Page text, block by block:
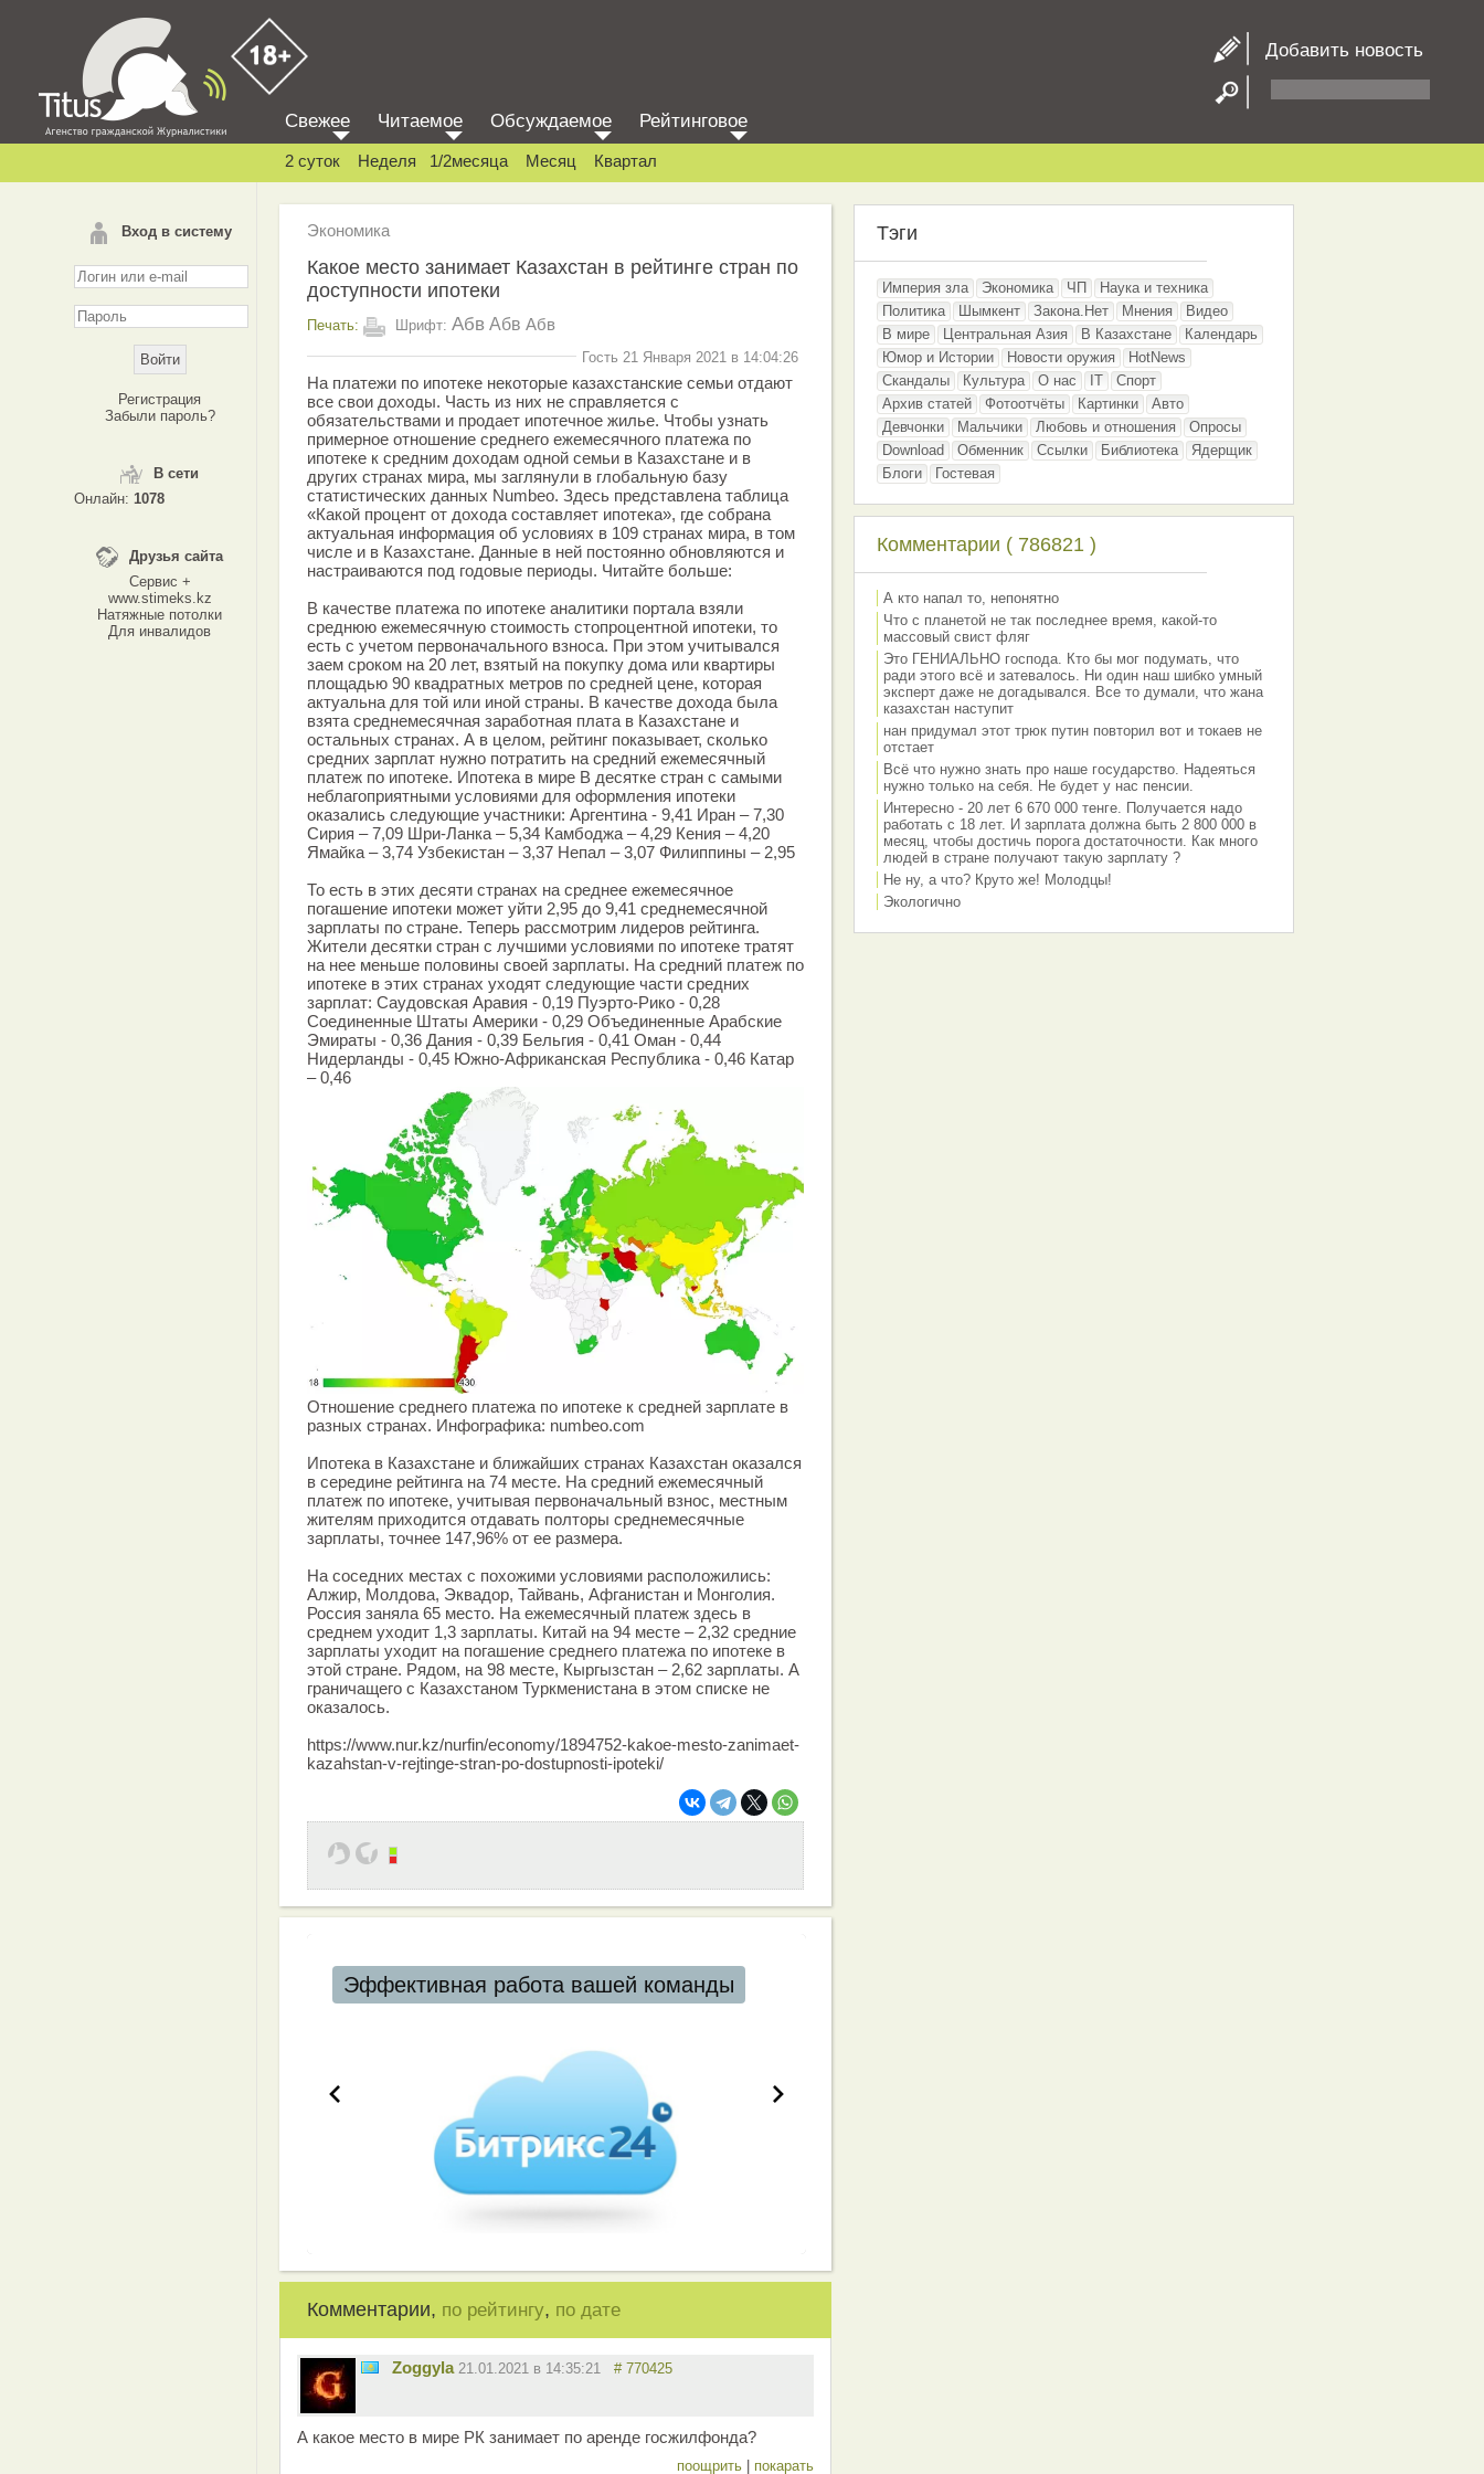
Добавить новость
Вход в систему
Регистрация
Забыли пароль?
В сети
Онлайн: 1078
Друзья сайта
Сервис +
www.stimeks.kz
Натяжные потолки
Для инвалидов
Свежее Читаемое Обсуждаемое Рейтинговое
2 суток Неделя 1/2месяца Месяц Квартал
Экономика
Какое место занимает Казахстан в рейтинге стран по
доступности ипотеки
Печать: Шрифт: Абв Абв Абв
Гость 21 Января 2021 в 14:04:26
На платежи по ипотеке некоторые казахстанские семьи отдают
все свои доходы. Часть из них не справляется с
обязательствами и продает ипотечное жилье. Чтобы узнать
примерное отношение среднего ежемесячного платежа по
ипотеке к средним доходам одной семьи в Казахстане и в
других странах мира, мы заглянули в глобальную базу
статистических данных Numbeo. Здесь представлена таблица
«Какой процент от дохода составляет ипотека», где собрана
актуальная информация об условиях в 109 странах мира, в том
числе и в Казахстане. Данные в ней постоянно обновляются и
настраиваются под годовые периоды. Читайте больше:
В качестве платежа по ипотеке аналитики портала взяли
среднюю ежемесячную стоимость стопроцентной ипотеки, то
есть с учетом первоначального взноса. При этом учитывался
заем сроком на 20 лет, взятый на покупку дома или квартиры
площадью 90 квадратных метров по средней цене, которая
актуальна для той или иной страны. В качестве дохода была
взята среднемесячная заработная плата в Казахстане и
остальных странах. А в целом, рейтинг показывает, сколько
средних зарплат нужно потратить на средний ежемесячный
платеж по ипотеке. Ипотека в мире В десятке стран с самыми
неблагоприятными условиями для оформления ипотеки
оказались следующие участники: Аргентина - 9,41 Иран – 7,30
Сирия – 7,09 Шри-Ланка – 5,34 Камбоджа – 4,29 Кения – 4,20
Ямайка – 3,74 Узбекистан – 3,37 Непал – 3,07 Филиппины – 2,95
То есть в этих десяти странах на среднее ежемесячное
погашение ипотеки может уйти 2,95 до 9,41 среднемесячной
зарплаты по стране. Теперь рассмотрим лидеров рейтинга.
Жители десятки стран с лучшими условиями по ипотеке тратят
на нее меньше половины своей зарплаты. На средний платеж по
ипотеке в этих странах уходят следующие части средних
зарплат: Саудовская Аравия - 0,19 Пуэрто-Рико - 0,28
Соединенные Штаты Америки - 0,29 Объединенные Арабские
Эмираты - 0,36 Дания - 0,39 Бельгия - 0,41 Оман - 0,44
Нидерланды - 0,45 Южно-Африканская Республика - 0,46 Катар
– 0,46
Отношение среднего платежа по ипотеке к средней зарплате в
разных странах. Инфографика: numbeo.com
Ипотека в Казахстане и ближайших странах Казахстан оказался
в середине рейтинга на 74 месте. На средний ежемесячный
платеж по ипотеке, учитывая первоначальный взнос, местным
жителям приходится отдавать полторы среднемесячные
зарплаты, точнее 147,96% от ее размера.
На соседних местах с похожими условиями расположились:
Алжир, Молдова, Эквадор, Тайвань, Афганистан и Монголия.
Россия заняла 65 место. На ежемесячный платеж здесь в
среднем уходит 1,3 зарплаты. Китай на 94 месте – 2,32 средние
зарплаты уходит на погашение среднего платежа по ипотеке в
этой стране. Рядом, на 98 месте, Кыргызстан – 2,62 зарплаты. А
граничащего с Казахстаном Туркменистана в этом списке не
оказалось.
https://www.nur.kz/nurfin/economy/1894752-kakoe-mesto-zanimaet-
kazahstan-v-rejtinge-stran-po-dostupnosti-ipoteki/
Эффективная работа вашей команды
Комментарии, по рейтингу, по дате
Zoggyla 21.01.2021 в 14:35:21 # 770425
А какое место в мире РК занимает по аренде госжилфонда?
поощрить покарать
Тэги
Империя зла Экономика ЧП
Наука и техника
Политика
Шымкент Закона.Нет Мнения
Видео
В мире
Центральная Азия В Казахстане
Календарь
Юмор и Истории
Новости оружия
HotNews
Скандалы
Культура О нас IT
Спорт
Архив статей
Фотоотчёты Картинки
Авто
Девчонки
Мальчики Любовь и отношения
Опросы
Download
Обменник Ссылки Библиотека
Ядерщик
Блоги
Гостевая
Комментарии ( 786821 )
А кто напал то, непонятно
Что с планетой не так последнее время, какой-то
массовый свист фляг
Это ГЕНИАЛЬНО господа. Кто бы мог подумать, что
ради этого всё и затевалось. Ни один наш шибко умный
эксперт даже не догадывался. Все то думали, что жана
казахстан наступит
нан придумал этот трюк путин повторил вот и токаев не
отстает
Всё что нужно знать про наше государство. Надеяться
нужно только на себя. Не будет у нас пенсии.
Интересно - 20 лет 6 670 000 тенге. Получается надо
работать с 18 лет. И зарплата должна быть 2 800 000 в
месяц, чтобы достичь порога достаточности. Как много
людей в стране получают такую зарплату ?
Не ну, а что? Круто же! Молодцы!
Экологично